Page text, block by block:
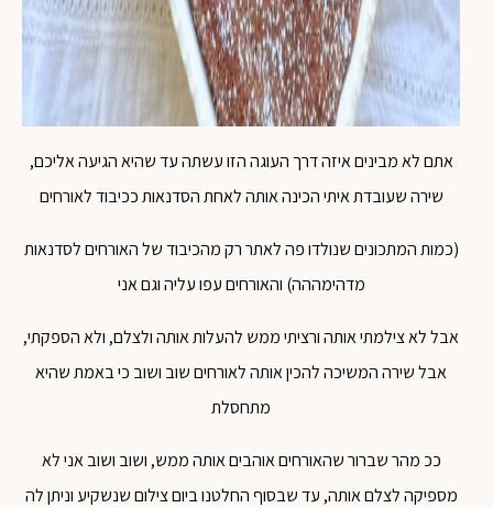
אתם לא מבינים איזה דרך העוגה הזו עשתה עד שהיא הגיעה אליכם,
שירה שעובדת איתי הכינה אותה לאחת הסדנאות ככיבוד לאורחים
(כמות המתכונים שנולדו פה לאתר רק מהכיבוד של האורחים לסדנאות
מדהימההה) והאורחים עפו עליה וגם אני
אבל לא צילמתי אותה ורציתי ממש להעלות אותה ולצלם, ולא הספקתי,
אבל שירה המשיכה להכין אותה לאורחים שוב ושוב כי באמת שהיא
מתחסלת
ככ מהר שברור שהאורחים אוהבים אותה ממש, ושוב ושוב אני לא
מספיקה לצלם אותה, עד שבסוף החלטנו ביום צילום שנשקיע וניתן לה